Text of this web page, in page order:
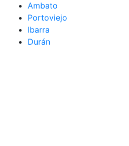
Ambato
Portoviejo
Ibarra
Durán